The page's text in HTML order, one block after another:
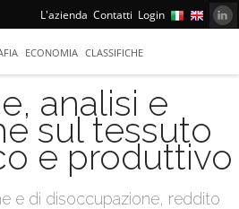
L'azienda Contatti Login
ECONOMIA CLASSIFICHE
analisi e
sul tessuto
e produttivo
e di disoccupazione, reddito